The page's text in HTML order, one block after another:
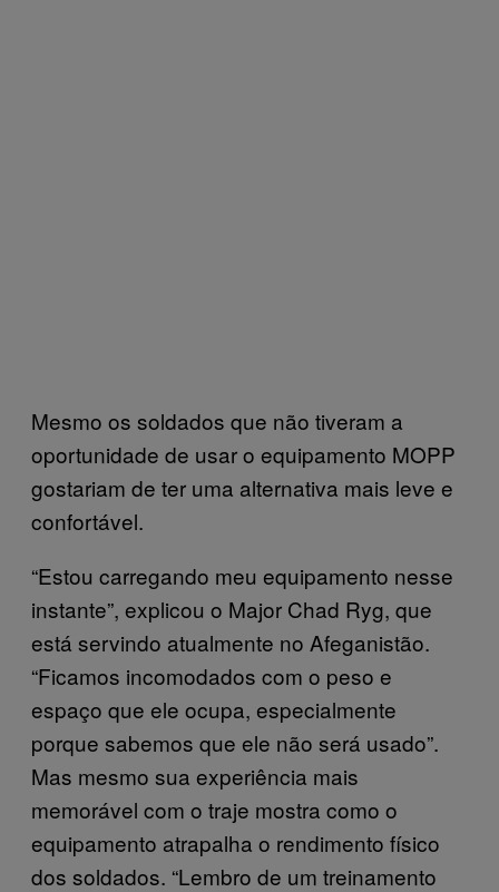
Mesmo os soldados que não tiveram a
oportunidade de usar o equipamento MOPP
gostariam de ter uma alternativa mais leve e
confortável.
“Estou carregando meu equipamento nesse
instante”, explicou o Major Chad Ryg, que
está servindo atualmente no Afeganistão.
“Ficamos incomodados com o peso e
espaço que ele ocupa, especialmente
porque sabemos que ele não será usado”.
Mas mesmo sua experiência mais
memorável com o traje mostra como o
equipamento atrapalha o rendimento físico
dos soldados. “Lembro de um treinamento